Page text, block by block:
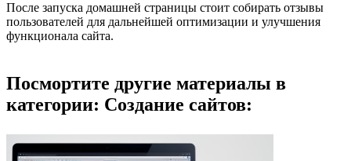
После запуска домашней страницы стоит собирать отзывы
пользователей для дальнейшей оптимизации и улучшения
функционала сайта.
Посмортите другие материалы в
категории: Создание сайтов: